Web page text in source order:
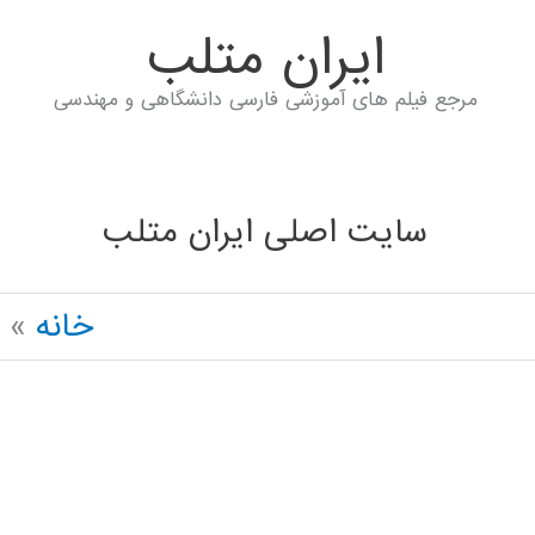
ايران متلب
مرجع فیلم های آموزشی فارسی دانشگاهی و مهندسی
سایت اصلی ایران متلب
خانه